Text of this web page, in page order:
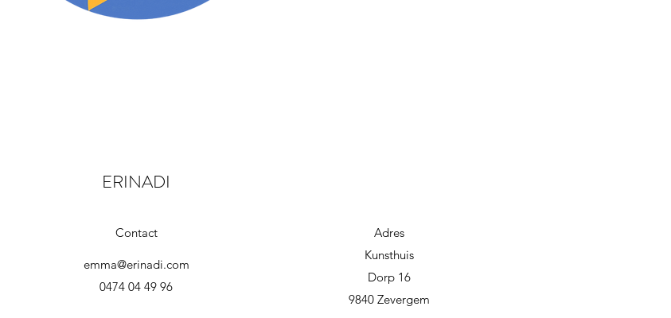
ERINADI
Contact
emma@erinadi.com
0474 04 49 96
Adres
Kunsthuis
Dorp 16
9840 Zevergem